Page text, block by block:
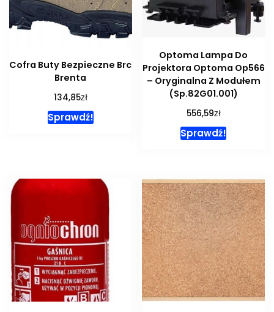
Cofra Buty Bezpieczne Brc
Brenta
134,85zł
Sprawdź!
Optoma Lampa Do
Projektora Optoma Op566
– Oryginalna Z Modułem
(Sp.82G01.001)
556,59zł
Sprawdź!